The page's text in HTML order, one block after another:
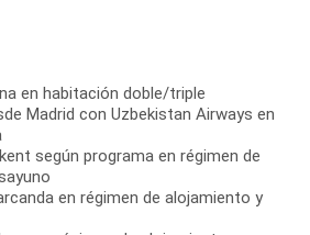
en habitación doble/triple
Madrid con Uzbekistan Airways en
según programa en régimen de
en régimen de alojamiento y